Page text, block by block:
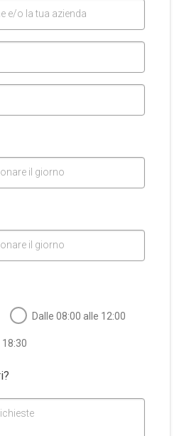
e/o la tua azienda
il giorno
il giorno
Dalle 08:00 alle 12:00
18:30